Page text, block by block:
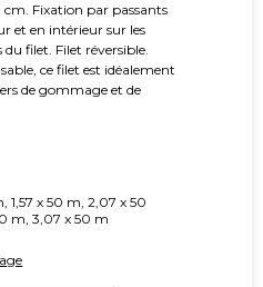
Fixation par passants
et en intérieur sur les
du filet. Filet réversible.
ce filet est idéalement
de gommage et de
1,57 x 50 m, 2,07 x 50
m, 3,07 x 50 m